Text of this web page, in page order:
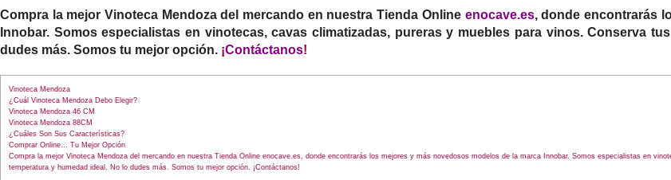
Compra la mejorVinoteca Mendozadel mercando en nuestra Tienda Online enocave.es, donde encontrarás
Innobar. Somos especialistas en vinotecas, cavas climatizadas, pureras y muebles para vinos. Conserva
dudes más. Somos tu mejor opción. ¡Contáctanos!
Vinoteca Mendoza
¿Cuál Vinoteca Mendoza Debo Elegir?
Vinoteca Mendoza 46 CM
Vinoteca Mendoza 88CM
¿Cuáles Son Sus Características?
Comprar Online… Tu Mejor Opción
Compra la mejor Vinoteca Mendoza del mercando en nuestra Tienda Online enocave.es, donde encontrarás los mejores y más novedosos modelos de la marca Innobar. Somos especialistas en
temperatura y humedad ideal. No lo dudes más. Somos tu mejor opción. ¡Contáctanos!